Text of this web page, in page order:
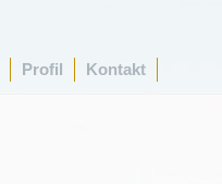
Profil Kontakt